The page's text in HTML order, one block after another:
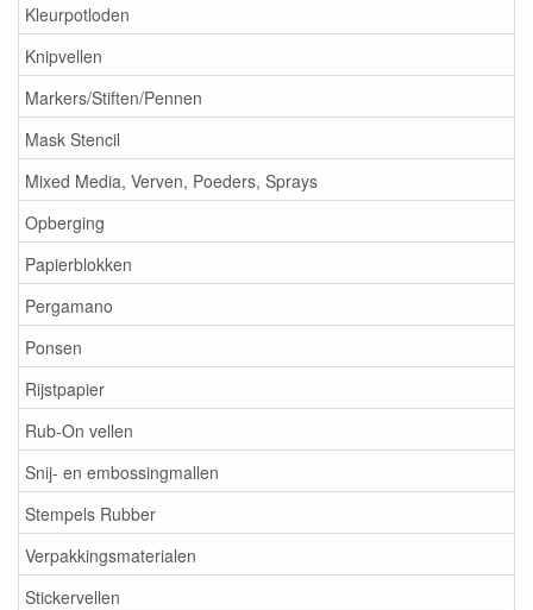
Kleurpotloden
Knipvellen
Markers/Stiften/Pennen
Mask Stencil
Mixed Media, Verven, Poeders, Sprays
Opberging
Papierblokken
Pergamano
Ponsen
Rijstpapier
Rub-On vellen
Snij- en embossingmallen
Stempels Rubber
Verpakkingsmaterialen
Stickervellen